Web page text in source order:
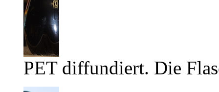
PET diffundiert. Die